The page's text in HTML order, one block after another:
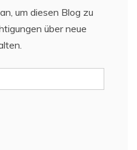
um diesen Blog zu
über neue